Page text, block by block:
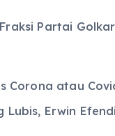
Partai
Corona atau
Erwin